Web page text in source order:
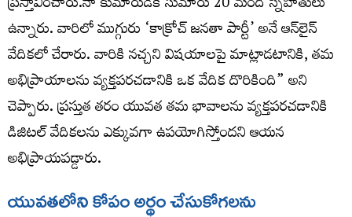
ఉన్నారు. వారిలో ముగ్గురు ‘కాక్రోచ్ జనతా పార్టీ’ అనే ఆన్‌లైన్
వేదికలో చేరారు. వారికి నచ్చని విషయాలపై మాట్లాడటానికి, తమ
అభిప్రాయాలను వ్యక్తపరచడానికి ఒక వేదిక దొరికింది” అని
చెప్పారు. ప్రస్తుత తరం యువత తమ భావాలను వ్యక్తపరచడానికి
డిజిటల్ వేదికలను ఎక్కువగా ఉపయోగిస్తోందని ఆయన
అభిప్రాయపడ్డారు.
యువతలోని కోపం అర్థం చేసుకోగలను